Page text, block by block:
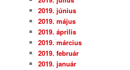
2019. június
2019. május
2019. április
2019. március
2019. február
2019. január